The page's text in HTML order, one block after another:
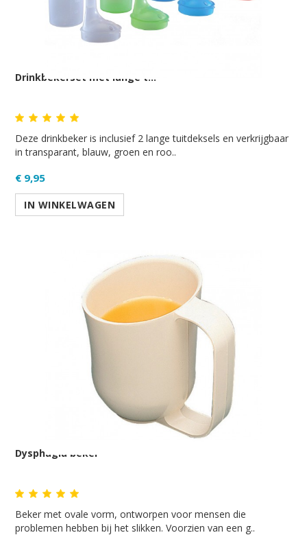
Drinkbekerset met lange t...
Deze drinkbeker is inclusief 2 lange tuitdeksels en verkrijgbaar
in transparant, blauw, groen en roo..
€ 9,95
IN WINKELWAGEN
Dysphagia beker
Beker met ovale vorm, ontworpen voor mensen die
problemen hebben bij het slikken. Voorzien van een g..